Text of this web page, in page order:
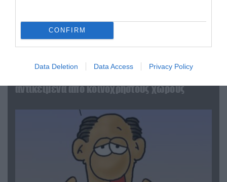
CONFIRM
Data Deletion Data Access Privacy Policy
«Επιχείρηση ελεύθερα πεζοδρόμια» στην
αντικείμενα από κοινόχρηστους χώρους